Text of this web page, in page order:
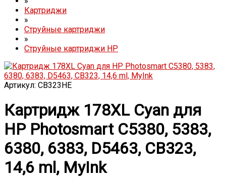
Картриджи
»
Струйные картриджи
»
Струйные картриджи HP
Артикул: CB323HE
Картридж 178XL Cyan для
HP Photosmart C5380, 5383,
6380, 6383, D5463, CB323,
14,6 ml, MyInk